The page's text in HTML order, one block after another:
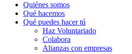
Quiénes somos
Qué hacemos
Qué puedes hacer tú
Haz Voluntariado
Colabora
Alianzas con empresas